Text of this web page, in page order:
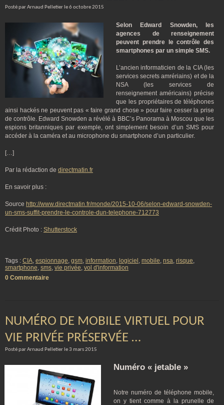
Posté par Arnaud Pelletier le 6 octobre 2015
Selon Edward Snowden, les
agences de renseignement
peuvent prendre le contrôle des
smartphones par un simple SMS.
L’ancien informaticien de la CIA (les
services secrets amrériains) et de la
NSA (les services de
renseignement américains) précise
que les propriétaires de téléphones
ainsi hackés ne peuvent pas « faire grand chose » pour faire cesser la prise
de contrôle. Edward Snowden a révélé à BBC’s Panorama à Moscou que les
espions britanniques par exemple, ont simplement besoin d’un SMS pour
accéder à la caméra et au microphone du smartphone d’un particulier.
[…]
Par la rédaction de directmatin.fr
En savoir plus :
Source http://www.directmatin.fr/monde/2015-10-06/selon-edward-snowden-
un-sms-suffit-prendre-le-controle-dun-telephone-712773
Crédit Photo : Shutterstock
Tags : CIA, espionnage, gsm, information, logiciel , mobile, nsa, risque,
smartphone, sms, vie privée, vol d'information
0 Commentaire
NUMÉRO DE MOBILE VIRTUEL POUR
VIE PRIVÉE PRÉSERVÉE …
Posté par Arnaud Pelletier le 3 mars 2015
Numéro « jetable »
Notre numéro de téléphone mobile,
on y tient comme à la prunelle de